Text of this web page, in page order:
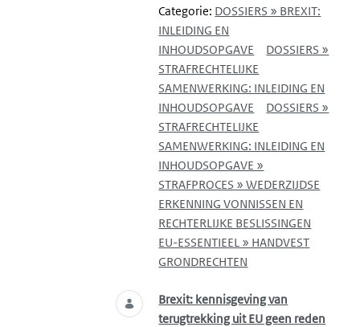
Categorie: DOSSIERS » BREXIT:
INLEIDING EN
INHOUDSOPGAVE
DOSSIERS »
STRAFRECHTELIJKE
SAMENWERKING: INLEIDING EN
INHOUDSOPGAVE
DOSSIERS »
STRAFRECHTELIJKE
SAMENWERKING: INLEIDING EN
INHOUDSOPGAVE »
STRAFPROCES » WEDERZIJDSE
ERKENNING VONNISSEN EN
RECHTERLIJKE BESLISSINGEN
EU-ESSENTIEEL » HANDVEST
GRONDRECHTEN
Brexit: kennisgeving van
terugtrekking uit EU geen reden